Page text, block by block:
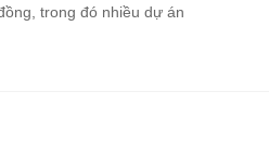
trong đó nhiều dự án